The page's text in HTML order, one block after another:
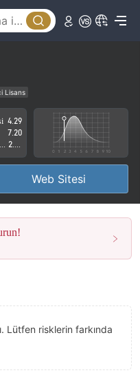
Lisans
risk
4.29
7.20
Web Sitesi
Lütfen risklerin farkında